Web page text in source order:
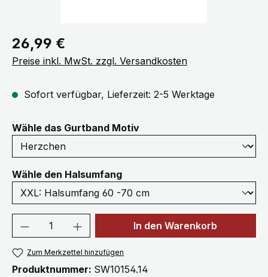
Regulärer Preis:
26,99 €
Preise inkl. MwSt. zzgl. Versandkosten
Sofort verfügbar, Lieferzeit: 2-5 Werktage
Wähle das Gurtband Motivauswählen
Wähle den Halsumfangauswählen
Produkt Anzahl: Gib denIn den Warenkorb
Zum Merkzettel hinzufügen
Produktnummer: SW10154.14